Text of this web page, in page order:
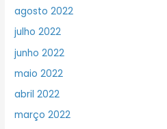
agosto 2022
julho 2022
junho 2022
maio 2022
abril 2022
março 2022